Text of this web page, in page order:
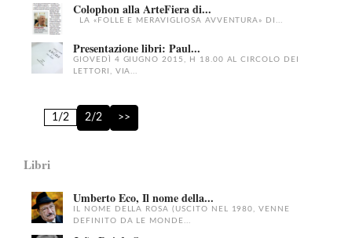
Colophon alla ArteFiera di...
LA «FOLLE E MERAVIGLIOSA AVVENTURA» DI...
Presentazione libri: Paul...
GIOVEDÌ 4 GIUGNO 2015, H 18.00 AL CIRCOLO DEI
LETTORI, VIA...
1/2 2/2 >>
Libri
Umberto Eco, Il nome della...
IL NOME DELLA ROSA (USCITO NEL 1980, VENNE
DEFINITO DA LE MONDE...